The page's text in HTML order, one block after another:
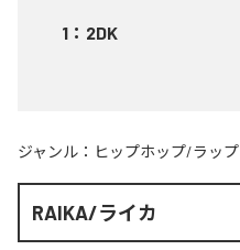
1 ： 2DK
ジャンル： ヒップホップ/ラップ
RAIKA/ライカ